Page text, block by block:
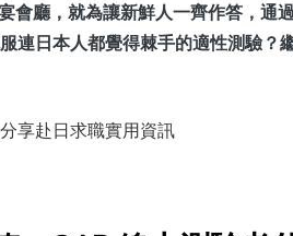
廳，就為讓新鮮人一齊作答，通
連日本人都覺得棘手的適性測驗？
享赴日求職實用資訊